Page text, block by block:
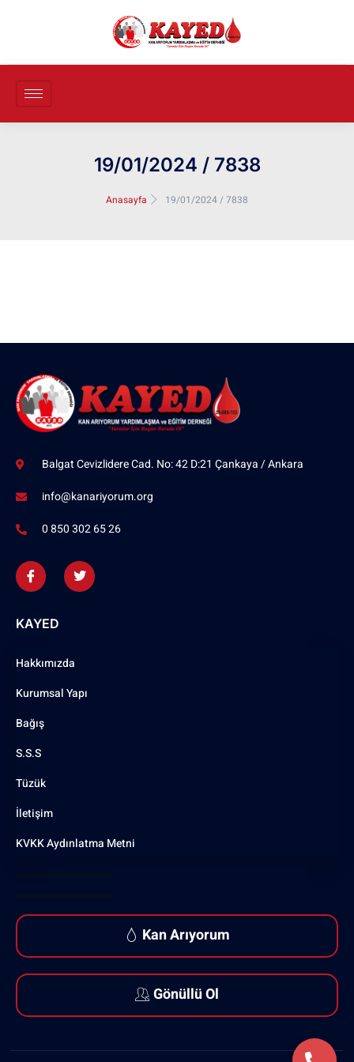
19/01/2024 / 7838
Anasayfa 19/01/2024 / 7838
Balgat Cevizlidere Cad. No: 42 D:21 Çankaya / Ankara
info@kanariyorum.org
0 850 302 65 26
KAYED
Hakkımızda
Kurumsal Yapı
Bağış
S.S.S
Tüzük
İletişim
KVKK Aydınlatma Metni
Kan Arıyorum
Gönüllü Ol